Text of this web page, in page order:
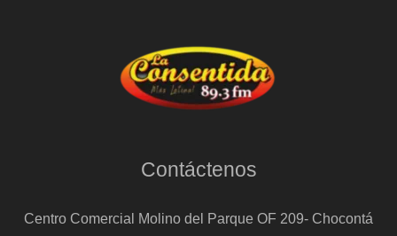
Contáctenos
Centro Comercial Molino del Parque OF 209- Chocontá